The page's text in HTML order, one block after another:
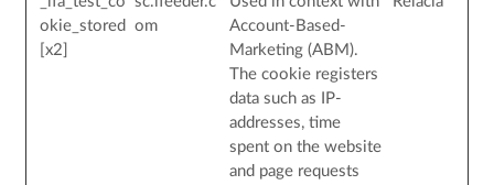
okie_stored
[x2]
om
Account-Based-
Marketing (ABM).
The cookie registers
data such as IP-
addresses, time
spent on the website
and page requests